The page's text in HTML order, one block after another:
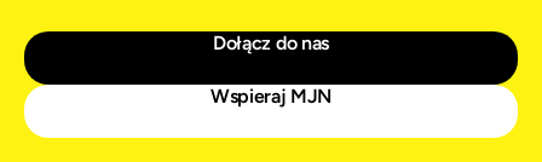
Dołącz do nas
Wspieraj MJN